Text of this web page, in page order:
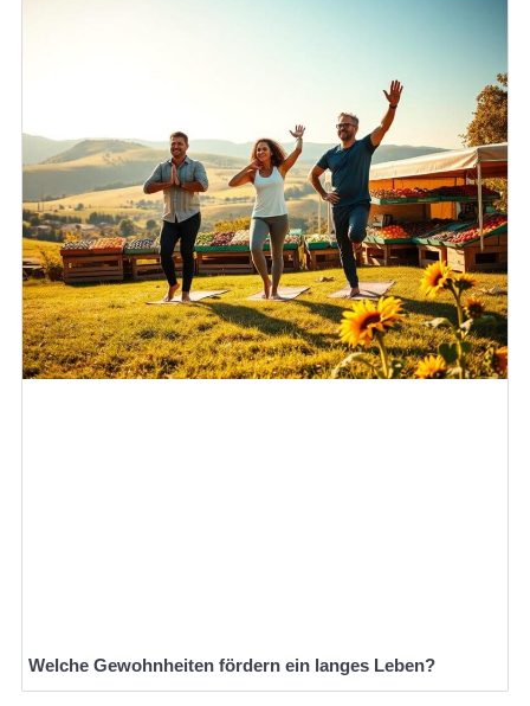
Welche Gewohnheiten fördern ein langes Leben?